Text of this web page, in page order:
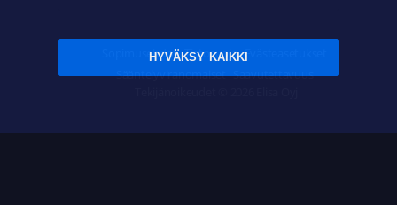
Sopimusehdot Tietosuoja Evästeasetukset
Sääntelyviranomaiset Saavutettavuus
HYVÄKSY KAIKKI